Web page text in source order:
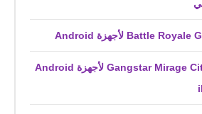
قم بتنزيل لعبة Gangstar Mirage City لأجهزة Android